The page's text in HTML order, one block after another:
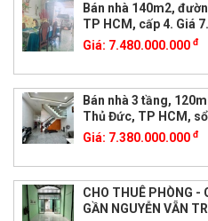
Bán nhà 140m2,
TP HCM, cấp 4. Giá
Giá: 7.480.000.000 đ
Bán nhà 3 tầng,
Thủ Đức, TP HCM,
Giá: 7.380.000.000 đ
CHO THUÊ PHÒNG -
GẦN NGUYỄN VẴN